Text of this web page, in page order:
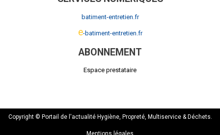
batiment-entretien.fr
e-batiment-entretien.fr
ABONNEMENT
Espace prestataire
Copyright © Portail de l'actualité Hygiène, Propreté, Multiservice & Déchets.
Mentions légales